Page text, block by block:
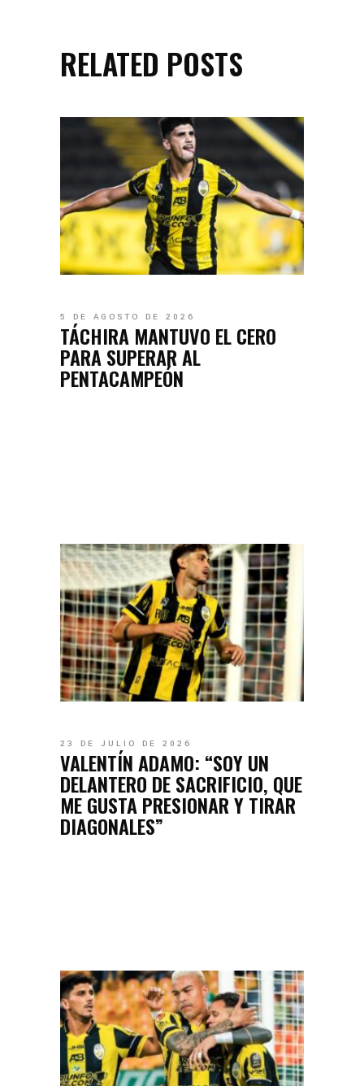
RELATED POSTS
5 DE AGOSTO DE 2026
TÁCHIRA MANTUVO EL CERO
PARA SUPERAR AL
PENTACAMPEÓN
23 DE JULIO DE 2026
VALENTÍN ADAMO: “SOY UN
DELANTERO DE SACRIFICIO, QUE
ME GUSTA PRESIONAR Y TIRAR
DIAGONALES”